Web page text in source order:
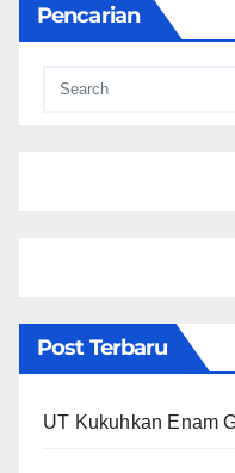
Pencarian
Post Terbaru
UT Kukuhkan Enam